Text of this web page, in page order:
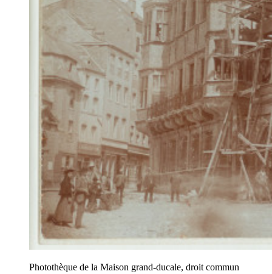
Photothèque de la Maison grand-ducale, droit commun